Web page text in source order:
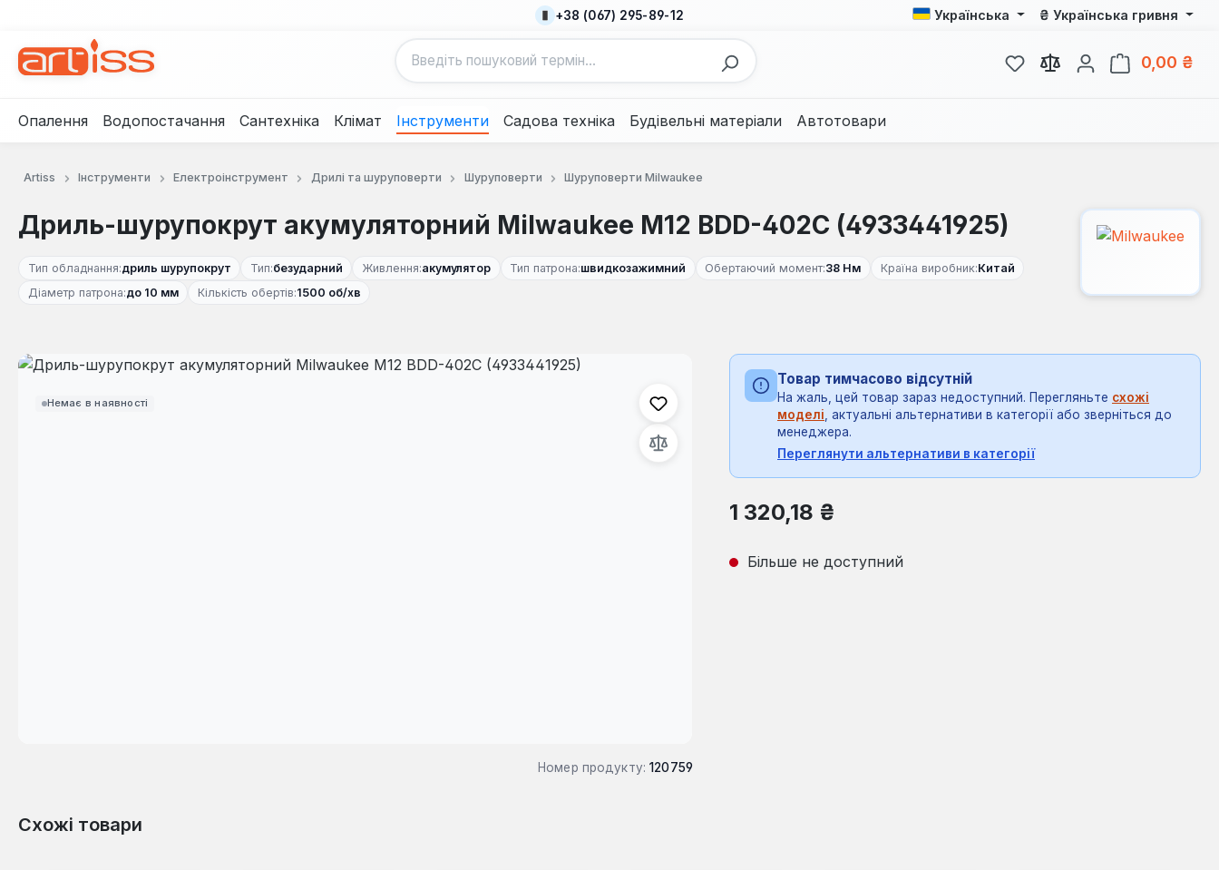
+38 (067) 295-89-12 Українська ₴ Українська гривня
У вас є 0 у списку бажань
0,00 ₴
Опалення Водопостачання Сантехніка Клімат Інструменти Садова техніка Будівельні матеріали Автотовари
Artiss Інструменти Електроінструмент Дрилі та шуруповерти Шуруповерти Шуруповерти Milwaukee
Дриль-шурупокрут акумуляторний Milwaukee M12 BDD-402C (4933441925)
Тип обладнання:дриль шурупокрут Тип:безударний Живлення:акумулятор Тип патрона:швидкозажимний Обертаючий момент:38 Нм Країна виробник:Китай
Діаметр патрона:до 10 мм Кількість обертів:1500 об/хв
Немає в наявності
Пропустити галерею зображень
Номер продукту: 120759
Товар тимчасово відсутній
На жаль, цей товар зараз недоступний. Перегляньте схожі
моделі , актуальні альтернативи в категорії або зверніться до
менеджера.
Переглянути альтернативи в категорії
Звичайна ціна:
1 320,18 ₴
Більше не доступний
Схожі товари